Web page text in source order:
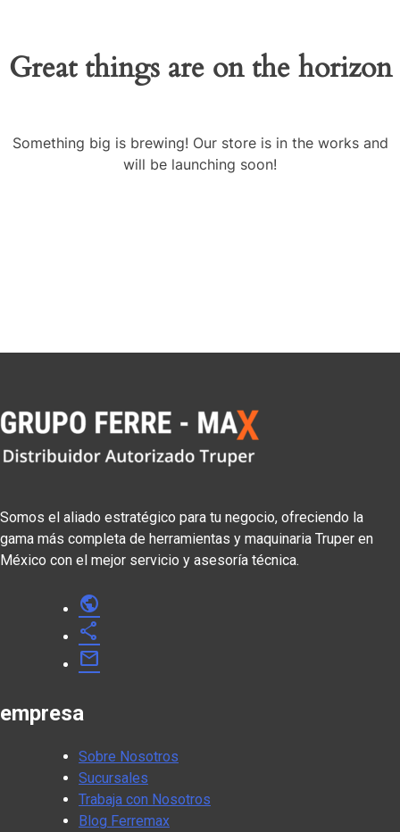
Great things are on the horizon
Something big is brewing! Our store is in the works and
will be launching soon!
Somos el aliado estratégico para tu negocio, ofreciendo la
gama más completa de herramientas y maquinaria Truper en
México con el mejor servicio y asesoría técnica.
public
share
mail
empresa
Sobre Nosotros
Sucursales
Trabaja con Nosotros
Blog Ferremax